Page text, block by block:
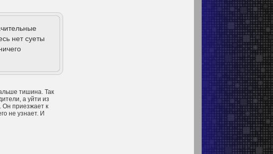
нет суеты
тишина. Так
а уйти из
Он приезжает к
не узнает. И